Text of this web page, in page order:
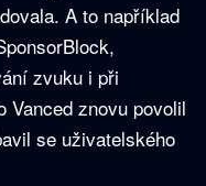
A to například
zvuku i při
Vanced znovu povolil
se uživatelského